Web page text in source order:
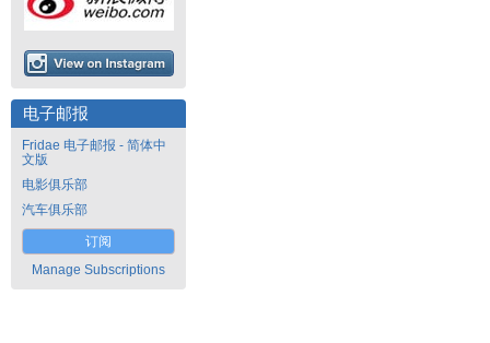
电子邮报
Fridae 电子邮报 - 简体中
文版
电影俱乐部
汽车俱乐部
订阅
Manage Subscriptions